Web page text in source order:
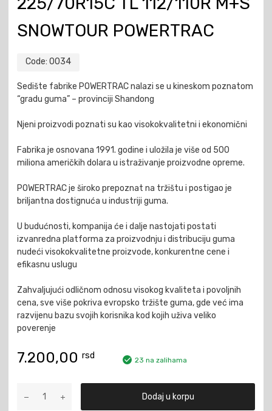
SNOWTOUR POWERTRAC
Code: 0034
Sedište fabrike POWERTRAC nalazi se u kineskom poznatom
“gradu guma” – provinciji Shandong
Njeni proizvodi poznati su kao visokokvalitetni i ekonomični
Fabrika je osnovana 1991. godine i uložila je više od 500
miliona američkih dolara u istraživanje proizvodne opreme.
POWERTRAC je široko prepoznat na tržištu i postigao je
briljantna dostignuća u industriji guma.
U budućnosti, kompanija će i dalje nastojati postati
izvanredna platforma za proizvodnju i distribuciju guma
nudeći visokokvalitetne proizvode, konkurentne cene i
efikasnu uslugu
Zahvaljujući odličnom odnosu visokog kvaliteta i povoljnih
cena, sve više pokriva evropsko tržište guma, gde već ima
razvijenu bazu svojih korisnika kod kojih uživa veliko
poverenje
7.200,00 rsd 23 na zalihama
Dodaj u korpu